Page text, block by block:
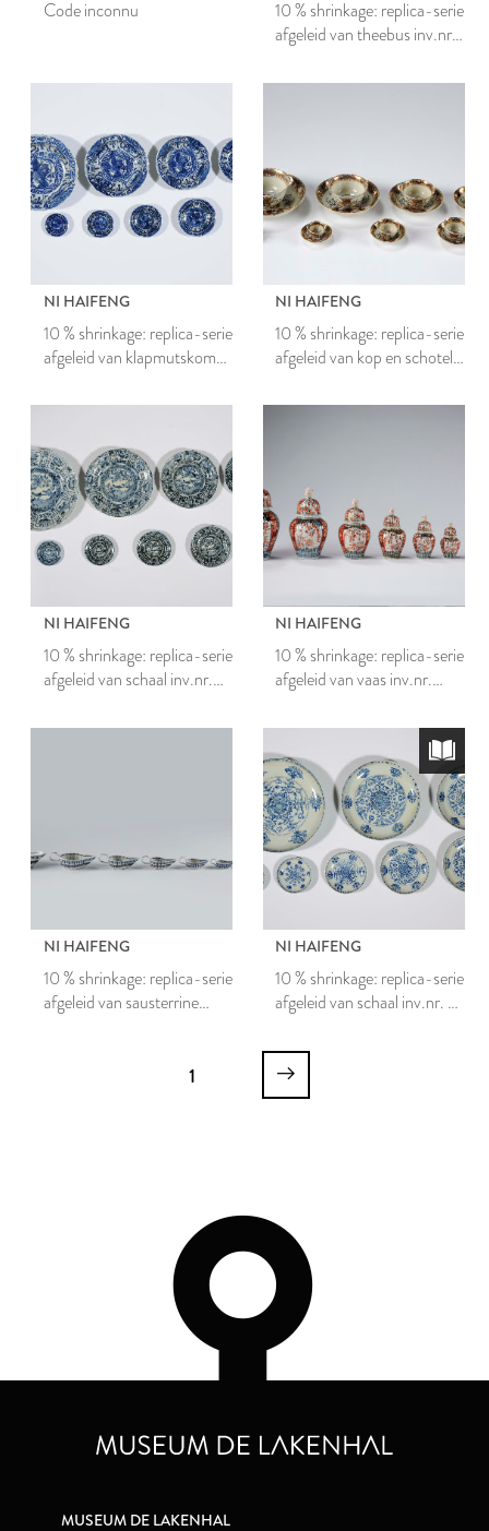
Code inconnu
10 % shrinkage: replica-serie
afgeleid van theebus inv.nr.
NI HAIFENG
10 % shrinkage: replica-serie
afgeleid van klapmutskom
NI HAIFENG
10 % shrinkage: replica-serie
afgeleid van kop en schotel
NI HAIFENG
10 % shrinkage: replica-serie
afgeleid van schaal inv.nr.
NI HAIFENG
10 % shrinkage: replica-serie
afgeleid van vaas inv.nr.
NI HAIFENG
10 % shrinkage: replica-serie
afgeleid van sausterrine
NI HAIFENG
10 % shrinkage: replica-serie
afgeleid van schaal inv.nr. B
1
MUSEUM DE LAKENHAL